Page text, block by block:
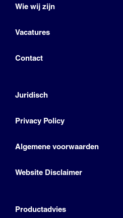
Wie wij zijn
Vacatures
Contact
Juridisch
Privacy Policy
Algemene voorwaarden
Website Disclaimer
Productadvies